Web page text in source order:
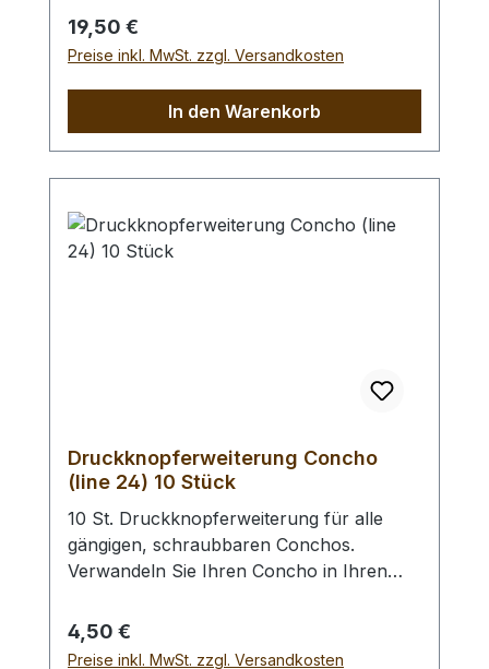
Sichtfenster für gewählten
Lochdurchmesser. Automatischer
Feststeller, Oberfläche silber vernickelt mit
hergestellt in Remscheid / Deutschland.
Zum Lochen von Leder und ähnlichen
Materialien. - Ersatz - Lochpfeifen (2,0 -
Lochpfeifen (1,5 - 6,0 mm) /
Lochpfeifenwechsler sind erhältlich.
Regulärer Preis:
19,50 €
Preise inkl. MwSt. zzgl. Versandkosten
In den Warenkorb
Druckknopferweiterung Concho
(line 24) 10 Stück
10 St. Druckknopferweiterung für alle
gängigen, schraubbaren Conchos.
Verwandeln Sie Ihren Concho in Ihren
Vernietens des Druckknopfoberteils wird
dieser in den Concho geschraubt. Des
Regulärer Preis:
4,50 €
Preise inkl. MwSt. zzgl. Versandkosten